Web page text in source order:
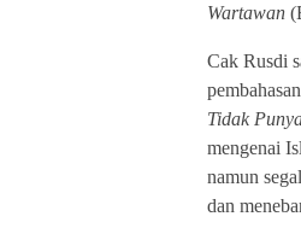
Wartawan
Cak Rusdi
Tidak
mengenai
namun
dan